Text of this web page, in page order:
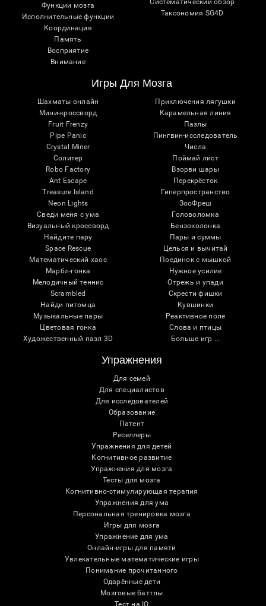
Функции мозга
Исполнительные функции
Координация
Память
Восприятие
Внимание
Систематический обзор
Таксономия SG4D
Игры Для Мозга
Шахматы онлайн
Мини-кроссворд
Fruit Frenzy
Pipe Panic
Crystal Miner
Солитер
Robo Factory
Ant Escape
Treasure Island
Neon Lights
Сведи меня с ума
Визуальный кроссворд
Найдите пару
Space Rescue
Математический хаос
Марбл-гонка
Мелодичный теннис
Scrambled
Найди питомца
Музыкальные пары
Цветовая гонка
Художественный пазл 3D
Приключения лягушки
Карамельная линия
Пазлы
Пингвин-исследователь
Числа
Поймай лист
Взорви шары
Перекрёсток
Гиперпространство
ЗооФреш
Головоломка
Бензоколонка
Пары и суммы
Целься и вычитай
Поединок с мышкой
Нужное усилие
Отрежь и упади
Скрести фишки
Кувшинки
Реактивное поле
Слова и птицы
Больше игр ...
Упражнения
Для семей
Для специалистов
Для исследователей
Образование
Патент
Реселлеры
Упражнения для детей
Когнитивное развитие
Упражнения для мозга
Тесты для мозга
Когнитивно-стимулирующая терапия
Упражнения для ума
Персональная тренировка мозга
Игры для мозга
Упражнение для ума
Онлайн-игры для памяти
Увлекательные математические игры
Понимание прочитанного
Одарённые дети
Мозговые баттлы
Тест на IQ